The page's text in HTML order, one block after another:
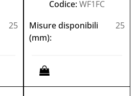
25
Codice:WF1FC
Misure disponibili
(mm):
25
Quantità